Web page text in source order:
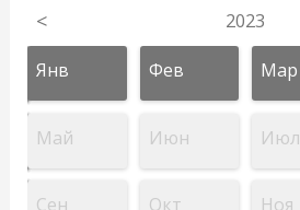
< 2023
Янв Фев Мар
Май Июн Июл
Сен Окт Ноя